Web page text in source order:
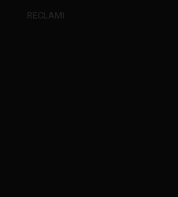
RECLAMI